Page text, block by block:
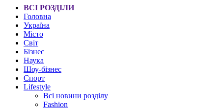
ВСІ РОЗДІЛИ
Головна
Україна
Місто
Світ
Бізнес
Наука
Шоу-бізнес
Спорт
Lifestyle
Всі новини розділу
Fashion